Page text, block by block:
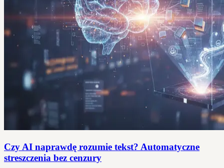
Czy AI naprawdę rozumie tekst? Automatyczne
streszczenia bez cenzury